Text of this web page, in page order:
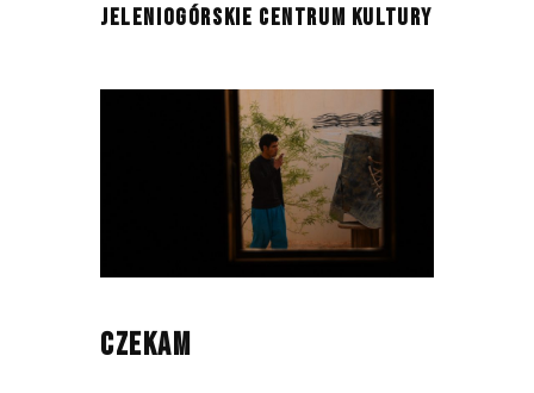
JELENIOGÓRSKIE CENTRUM KULTURY
CZEKAM